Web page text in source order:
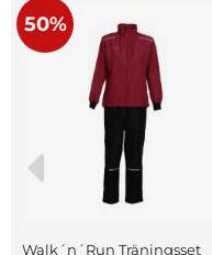
50%
Walk´n´Run Träningsset